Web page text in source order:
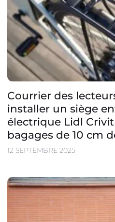
Courrier des
installer un siège
électrique Lidl
bagages de 10 cm
12 SEPTEMBRE 2025